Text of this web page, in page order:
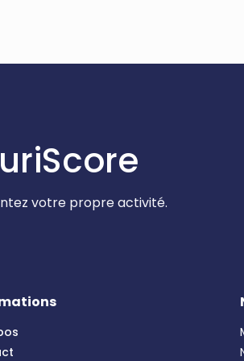
votre propre activité.